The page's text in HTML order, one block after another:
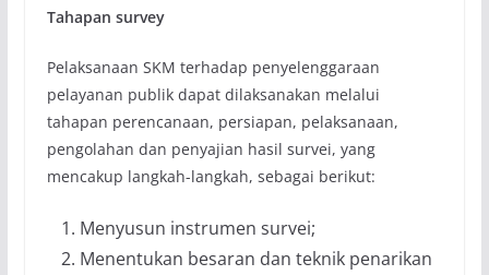
Tahapan survey
Pelaksanaan SKM terhadap penyelenggaraan
pelayanan publik dapat dilaksanakan melalui
tahapan perencanaan, persiapan, pelaksanaan,
pengolahan dan penyajian hasil survei, yang
mencakup langkah-langkah, sebagai berikut:
Menyusun instrumen survei;
Menentukan besaran dan teknik penarikan